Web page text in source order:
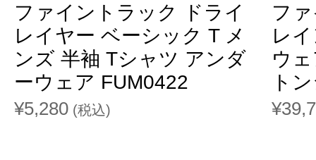
ファイントラック ドライ
レイヤー ベーシック T メ
ンズ 半袖 Tシャツ アンダ
ーウェア FUM0422
¥5,280 (税込)
フ
レ
ウ
ト